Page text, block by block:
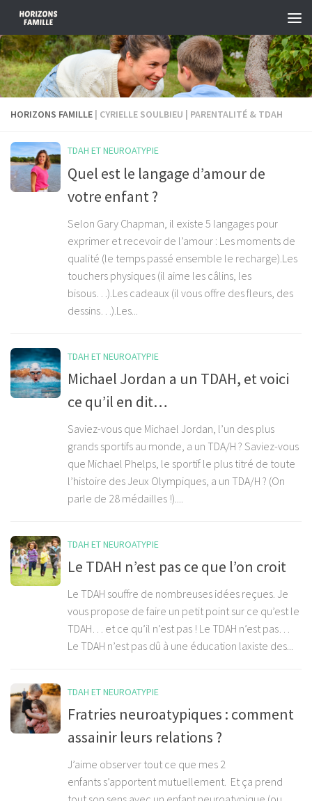
Skip to content
HORIZONS FAMILLE | CYRIELLE SOULBIEU | PARENTALITÉ & TDAH
TDAH ET NEUROATYPIE
Quel est le langage d’amour de
votre enfant ?
Selon Gary Chapman, il existe 5 langages pour
exprimer et recevoir de l’amour : Les moments de
qualité (le temps passé ensemble le recharge).Les
touchers physiques (il aime les câlins, les
bisous…).Les cadeaux (il vous offre des fleurs, des
dessins…).Les...
TDAH ET NEUROATYPIE
Michael Jordan a un TDAH, et voici
ce qu’il en dit…
Saviez-vous que Michael Jordan, l’un des plus
grands sportifs au monde, a un TDA/H ? Saviez-vous
que Michael Phelps, le sportif le plus titré de toute
l’histoire des Jeux Olympiques, a un TDA/H ? (On
parle de 28 médailles !)....
TDAH ET NEUROATYPIE
Le TDAH n’est pas ce que l’on croit
Le TDAH souffre de nombreuses idées reçues. Je
vous propose de faire un petit point sur ce qu’est le
TDAH… et ce qu’il n’est pas ! Le TDAH n’est pas…
Le TDAH n’est pas dû à une éducation laxiste des...
TDAH ET NEUROATYPIE
Fratries neuroatypiques : comment
assainir leurs relations ?
J’aime observer tout ce que mes 2
enfants s’apportent mutuellement. Et ça prend